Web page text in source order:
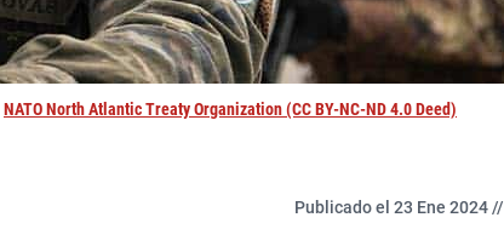
NATO North Atlantic Treaty Organization (CC BY-NC-ND 4.0 Deed)
Publicado el 23 Ene 2024 //